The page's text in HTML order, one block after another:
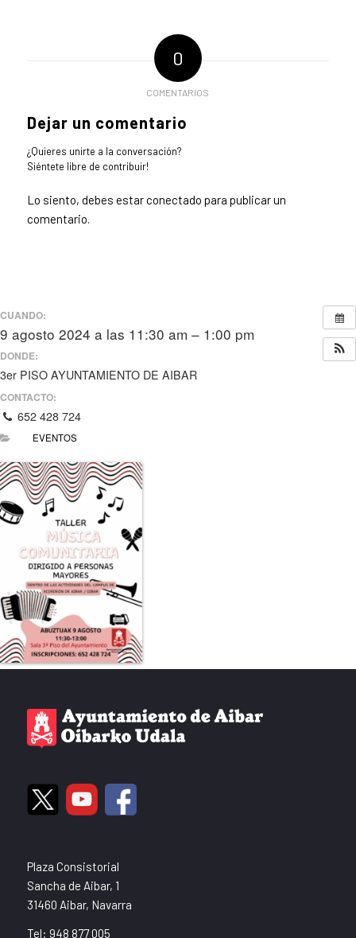
0
COMENTARIOS
Dejar un comentario
¿Quieres unirte a la conversación?
Siéntete libre de contribuir!
Lo siento, debes estarconectado para publicar un
comentario.
CUANDO:
9 agosto 2024 a las 11:30 am – 1:00 pm
DONDE:
3er PISO AYUNTAMIENTO DE AIBAR
CONTACTO:
652 428 724
EVENTOS
Plaza Consistorial
Sancha de Aibar, 1
31460 Aibar, Navarra
Tel: 948 877 005